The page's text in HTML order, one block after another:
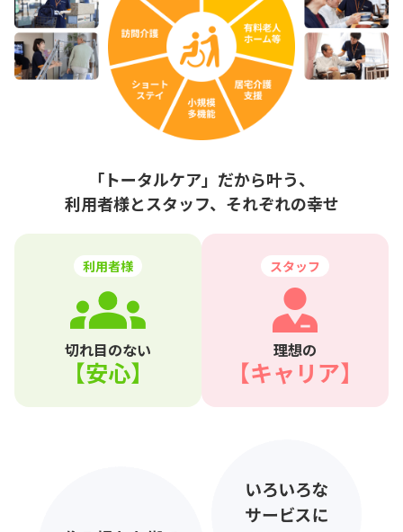
「トータルケア」だから叶う、
利用者様とスタッフ、それぞれの幸せ
利用者様
切れ目のない
【安心】
スタッフ
理想の
【キャリア】